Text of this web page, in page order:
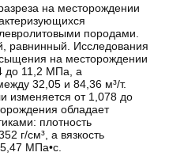
на месторождении
породами.
равнинный. Исследования
на месторождении
до 11,2 МПа, а
32,05 и 84,36 м³/т.
от 1,078 до
обладает
плотность
г/см³, а вязкость
МПа•с.